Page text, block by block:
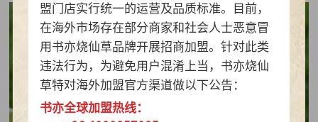
盟门店实行统一的运营及品质标准。目前，
在海外市场存在部分商家和社会人士恶意冒
用书亦烧仙草品牌开展招商加盟。针对此类
违法行为，为避免用户混淆上当，书亦烧仙
草特对海外加盟官方渠道做以下公告：
书亦全球加盟热线：